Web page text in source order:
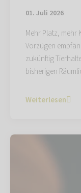
01. Juli 2026
Mehr Platz, mehr
Vorzügen
zukünftig
bisherigen
Weiterlesen